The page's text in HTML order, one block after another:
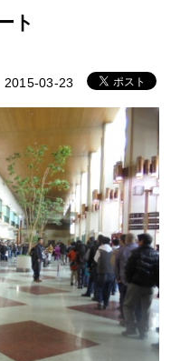
ト
2015-03-23